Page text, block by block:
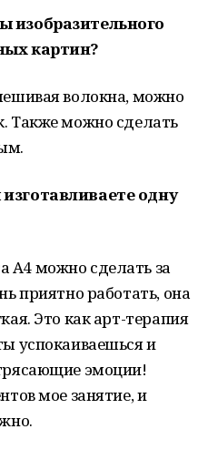
изобразительного
картин?
волокна, можно
Также можно сделать
одну
можно сделать за
приятно работать, она
Это как арт-терапия
успокаиваешься и
эмоции!
мое занятие, и